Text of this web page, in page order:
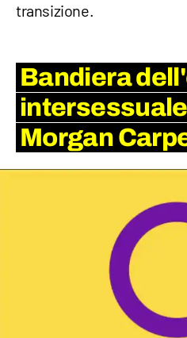
transizione.
Bandiera
Morgan